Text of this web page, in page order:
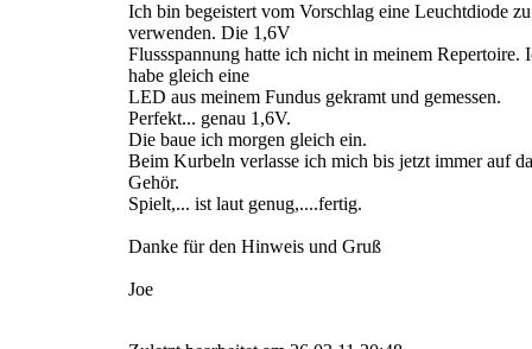
Ich bin begeistert vom Vorschlag eine Leuchtdiode zu
verwenden. Die 1,6V
Flussspannung hatte ich nicht in meinem Repertoire.
habe gleich eine
LED aus meinem Fundus gekramt und gemessen.
Perfekt... genau 1,6V.
Die baue ich morgen gleich ein.
Beim Kurbeln verlasse ich mich bis jetzt immer auf
Gehör.
Spielt,... ist laut genug,....fertig.
Danke für den Hinweis und Gruß
Joe